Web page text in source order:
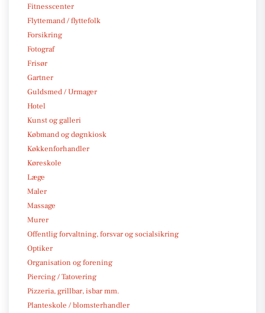
Fitnesscenter
Flyttemand / flyttefolk
Forsikring
Fotograf
Frisør
Gartner
Guldsmed / Urmager
Hotel
Kunst og galleri
Købmand og døgnkiosk
Køkkenforhandler
Køreskole
Læge
Maler
Massage
Murer
Offentlig forvaltning, forsvar og socialsikring
Optiker
Organisation og forening
Piercing / Tatovering
Pizzeria, grillbar, isbar mm.
Planteskole / blomsterhandler